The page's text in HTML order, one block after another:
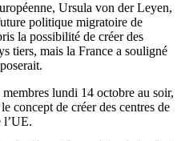
Ursula von der Leyen,
politique migratoire de
la possibilité de créer des
tiers, mais la France a souligné
lundi 14 octobre au soir,
concept de créer des centres de
l’UE.